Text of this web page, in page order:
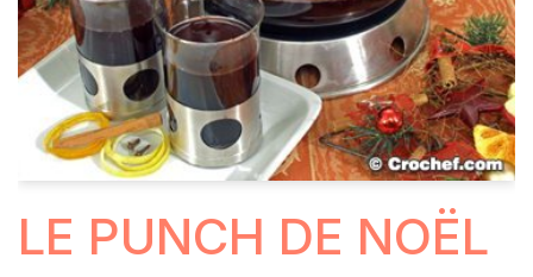
LE PUNCH DE NOËL